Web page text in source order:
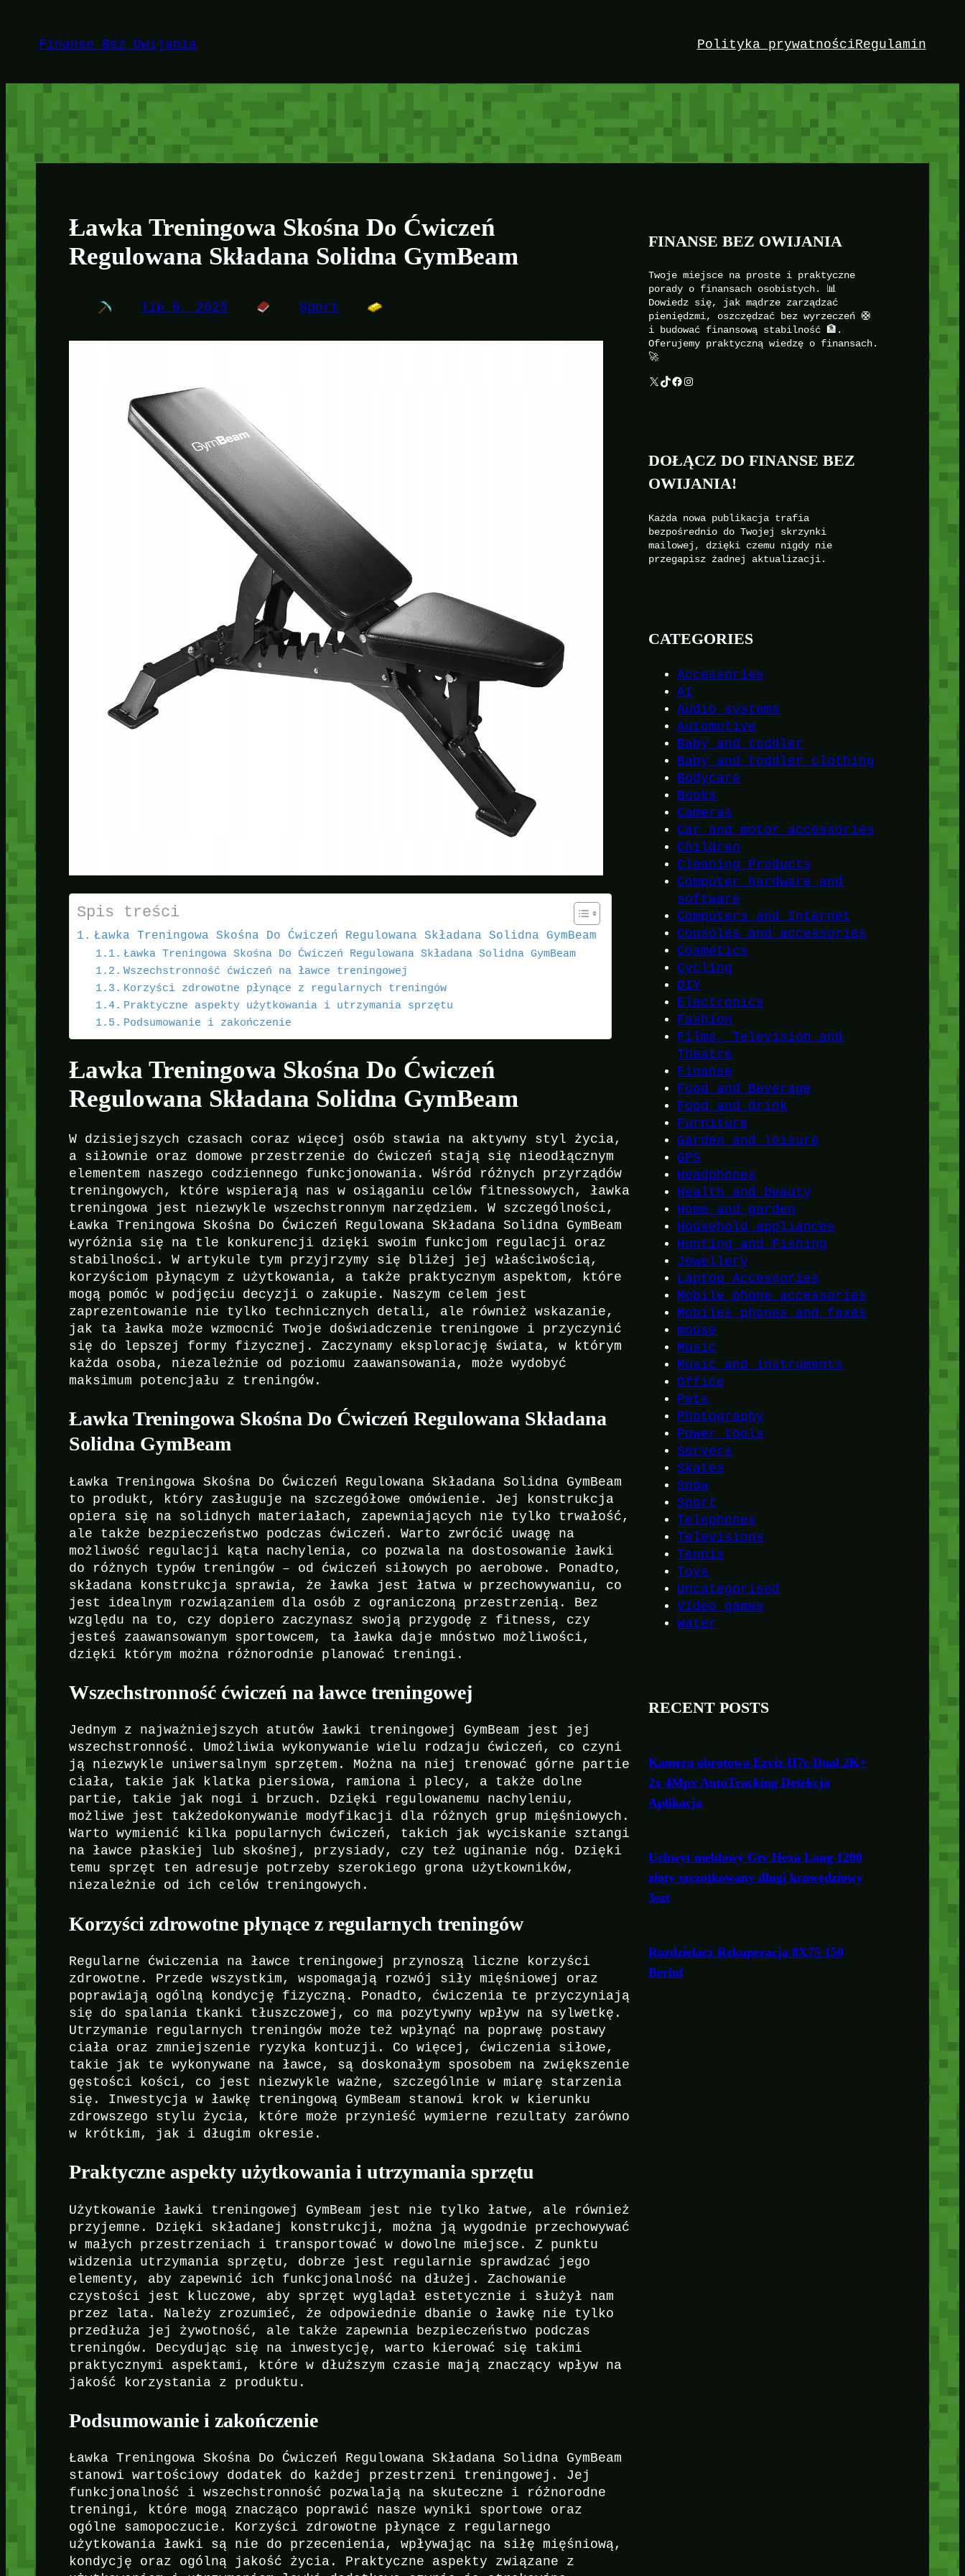
treściFinanse Bez Owijania Polityka prywatnościRegulamin
Ławka Treningowa Skośna Do Ćwiczeń
Regulowana Składana Solidna GymBeam
lip 9, 2025 Sport
Spis treści
Ławka Treningowa Skośna Do Ćwiczeń Regulowana Składana Solidna GymBeam
Ławka Treningowa Skośna Do Ćwiczeń Regulowana Składana Solidna GymBeam
Wszechstronność ćwiczeń na ławce treningowej
Korzyści zdrowotne płynące z regularnych treningów
Praktyczne aspekty użytkowania i utrzymania sprzętu
Podsumowanie i zakończenie
Ławka Treningowa Skośna Do Ćwiczeń
Regulowana Składana Solidna GymBeam
W dzisiejszych czasach coraz więcej osób stawia na aktywny styl życia,
a siłownie oraz domowe przestrzenie do ćwiczeń stają się nieodłącznym
elementem naszego codziennego funkcjonowania. Wśród różnych przyrządów
treningowych, które wspierają nas w osiąganiu celów fitnessowych, ławka
treningowa jest niezwykle wszechstronnym narzędziem. W szczególności,
Ławka Treningowa Skośna Do Ćwiczeń Regulowana Składana Solidna GymBeam
wyróżnia się na tle konkurencji dzięki swoim funkcjom regulacji oraz
stabilności. W artykule tym przyjrzymy się bliżej jej właściwością,
korzyściom płynącym z użytkowania, a także praktycznym aspektom, które
mogą pomóc w podjęciu decyzji o zakupie. Naszym celem jest
zaprezentowanie nie tylko technicznych detali, ale również wskazanie,
jak ta ławka może wzmocnić Twoje doświadczenie treningowe i przyczynić
się do lepszej formy fizycznej. Zaczynamy eksplorację świata, w którym
każda osoba, niezależnie od poziomu zaawansowania, może wydobyć
maksimum potencjału z treningów.
Ławka Treningowa Skośna Do Ćwiczeń Regulowana Składana
Solidna GymBeam
Ławka Treningowa Skośna Do Ćwiczeń Regulowana Składana Solidna GymBeam
to produkt, który zasługuje na szczegółowe omówienie. Jej konstrukcja
opiera się na solidnych materiałach, zapewniających nie tylko trwałość,
ale także bezpieczeństwo podczas ćwiczeń. Warto zwrócić uwagę na
możliwość regulacji kąta nachylenia, co pozwala na dostosowanie ławki
do różnych typów treningów – od ćwiczeń siłowych po aerobowe. Ponadto,
składana konstrukcja sprawia, że ławka jest łatwa w przechowywaniu, co
jest idealnym rozwiązaniem dla osób z ograniczoną przestrzenią. Bez
względu na to, czy dopiero zaczynasz swoją przygodę z fitness, czy
jesteś zaawansowanym sportowcem, ta ławka daje mnóstwo możliwości,
dzięki którym można różnorodnie planować treningi.
Wszechstronność ćwiczeń na ławce treningowej
Jednym z najważniejszych atutów ławki treningowej GymBeam jest jej
wszechstronność. Umożliwia wykonywanie wielu rodzaju ćwiczeń, co czyni
ją niezwykle uniwersalnym sprzętem. Można na niej trenować górne partie
ciała, takie jak klatka piersiowa, ramiona i plecy, a także dolne
partie, takie jak nogi i brzuch. Dzięki regulowanemu nachyleniu,
możliwe jest takżedokonywanie modyfikacji dla różnych grup mięśniowych.
Warto wymienić kilka popularnych ćwiczeń, takich jak wyciskanie sztangi
na ławce płaskiej lub skośnej, przysiady, czy też uginanie nóg. Dzięki
temu sprzęt ten adresuje potrzeby szerokiego grona użytkowników,
niezależnie od ich celów treningowych.
Korzyści zdrowotne płynące z regularnych treningów
Regularne ćwiczenia na ławce treningowej przynoszą liczne korzyści
zdrowotne. Przede wszystkim, wspomagają rozwój siły mięśniowej oraz
poprawiają ogólną kondycję fizyczną. Ponadto, ćwiczenia te przyczyniają
się do spalania tkanki tłuszczowej, co ma pozytywny wpływ na sylwetkę.
Utrzymanie regularnych treningów może też wpłynąć na poprawę postawy
ciała oraz zmniejszenie ryzyka kontuzji. Co więcej, ćwiczenia siłowe,
takie jak te wykonywane na ławce, są doskonałym sposobem na zwiększenie
gęstości kości, co jest niezwykle ważne, szczególnie w miarę starzenia
się. Inwestycja w ławkę treningową GymBeam stanowi krok w kierunku
zdrowszego stylu życia, które może przynieść wymierne rezultaty zarówno
w krótkim, jak i długim okresie.
Praktyczne aspekty użytkowania i utrzymania sprzętu
Użytkowanie ławki treningowej GymBeam jest nie tylko łatwe, ale również
przyjemne. Dzięki składanej konstrukcji, można ją wygodnie przechowywać
w małych przestrzeniach i transportować w dowolne miejsce. Z punktu
widzenia utrzymania sprzętu, dobrze jest regularnie sprawdzać jego
elementy, aby zapewnić ich funkcjonalność na dłużej. Zachowanie
czystości jest kluczowe, aby sprzęt wyglądał estetycznie i służył nam
przez lata. Należy zrozumieć, że odpowiednie dbanie o ławkę nie tylko
przedłuża jej żywotność, ale także zapewnia bezpieczeństwo podczas
treningów. Decydując się na inwestycję, warto kierować się takimi
praktycznymi aspektami, które w dłuższym czasie mają znaczący wpływ na
jakość korzystania z produktu.
Podsumowanie i zakończenie
Ławka Treningowa Skośna Do Ćwiczeń Regulowana Składana Solidna GymBeam
stanowi wartościowy dodatek do każdej przestrzeni treningowej. Jej
funkcjonalność i wszechstronność pozwalają na skuteczne i różnorodne
treningi, które mogą znacząco poprawić nasze wyniki sportowe oraz
ogólne samopoczucie. Korzyści zdrowotne płynące z regularnego
użytkowania ławki są nie do przecenienia, wpływając na siłę mięśniową,
kondycję oraz ogólną jakość życia. Praktyczne aspekty związane z
FINANSE BEZ OWIJANIA
Twoje miejsce na proste i praktyczne
porady o finansach osobistych. 📊
Dowiedz się, jak mądrze zarządzać
pieniędzmi, oszczędzać bez wyrzeczeń 🛟
i budować finansową stabilność 🏦.
Oferujemy praktyczną wiedzę o finansach.
🚀
X TikTok Facebook Instagram
DOŁĄCZ DO FINANSE BEZ
OWIJANIA!
Każda nowa publikacja trafia
bezpośrednio do Twojej skrzynki
mailowej, dzięki czemu nigdy nie
przegapisz żadnej aktualizacji.
CATEGORIES
Accessories
AI
Audio systems
Automotive
Baby and toddler
Baby and toddler clothing
Bodycare
Books
Cameras
Car and motor accessories
Children
Cleaning Products
Computer hardware and
software
Computers and Internet
Consoles and accessories
Cosmetics
Cycling
DIY
Electronics
Fashion
Films, Television and
Theatre
Finanse
Food and Beverage
Food and drink
Furniture
Garden and leisure
GPS
Headphones
Health and beauty
Home and garden
Household appliances
Hunting and Fishing
Jewellery
Laptop Accessories
Mobile phone accessories
Mobiles phones and faxes
mouse
Music
Music and instruments
Office
Pets
Photography
Power tools
Servers
Skates
Snow
Sport
Telephones
Televisions
Tennis
Toys
Uncategorised
Video games
Water
RECENT POSTS
Kamera obrotowa Ezviz H7c Dual 2K+
2x 4Mpx AutoTracking Detekcja
Aplikacja
Uchwyt meblowy Gtv Hexa Long 1200
złoty szczotkowany długi krawędziowy
3szt
Rozdzielacz Rekuperacja 8X75 150
Berluf